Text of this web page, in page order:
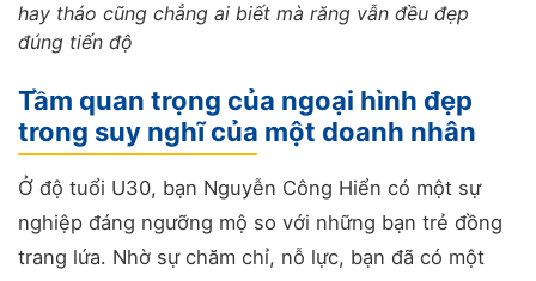
hay tháo cũng chẳng ai biết mà răng vẫn đều đẹp
đúng tiến độ
Tầm quan trọng của ngoại hình đẹp
trong suy nghĩ của một doanh nhân
Ở độ tuổi U30, bạn Nguyễn Công Hiển có một sự
nghiệp đáng ngưỡng mộ so với những bạn trẻ đồng
trang lứa. Nhờ sự chăm chỉ, nỗ lực, bạn đã có một